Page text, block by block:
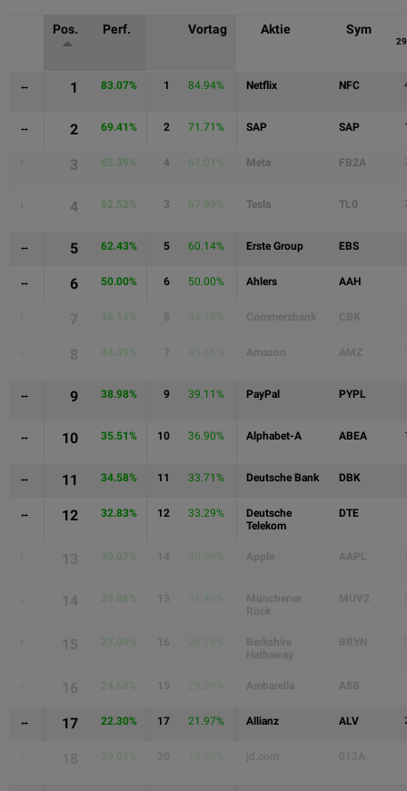
Pos. Perf. Vortag Aktie Sym
↔ 1 83.07% 1 84.94% Netflix NFC
↔ 2 69.41% 2 71.71% SAP SAP
3 65.39% 4 67.01% Meta FB2A
4 62.52% 3 67.99% Tesla TL0
↔ 5 62.43% 5 60.14% Erste Group EBS
↔ 6 50.00% 6 50.00% Ahlers AAH
46.14% Commerzbank CBK
8 44.39% 7 45.65% Amazon AMZ
↔ 9 38.98% 9 39.11% PayPal PYPL
↔ 10 35.51% 10 36.90% Alphabet-A ABEA
↔ 11 34.58% 11 33.71% Deutsche Bank DBK
↔ 12 32.83% 12 33.29%
Deutsche
Telekom
DTE
30.07% 30.99% Apple AAPL
14 29.86% 13 31.43%
Münchener
Rück
MUV2
27.09% 26.78%
Berkshire
Hathaway
BRYN
16 24.68% 15 29.39% Ambarella A8B
↔ 17 22.30% 17 21.97% Allianz ALV